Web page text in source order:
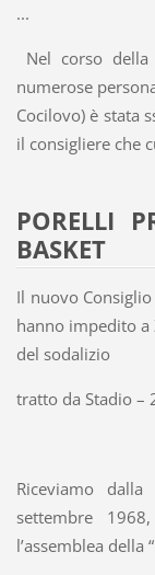
...
Nel corso
numerose
Cocilovo) è stata
il consigliere che
PORELLI
BASKET
Il nuovo
hanno impedito a
del sodalizio
tratto da Stadio –
Riceviamo
settembre
l’assemblea della